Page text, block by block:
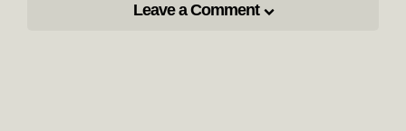
Leave a Comment